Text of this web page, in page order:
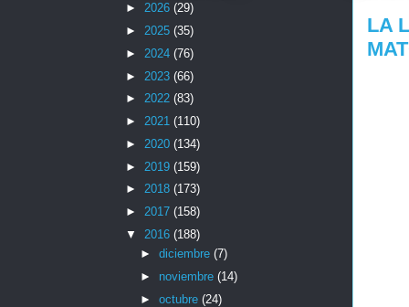
LA
► 2026 (29)
► 2025 (35)
► 2024 (76)
► 2023 (66)
► 2022 (83)
► 2021 (110)
► 2020 (134)
► 2019 (159)
► 2018 (173)
► 2017 (158)
▼ 2016 (188)
► diciembre (7)
► noviembre (14)
► octubre (24)